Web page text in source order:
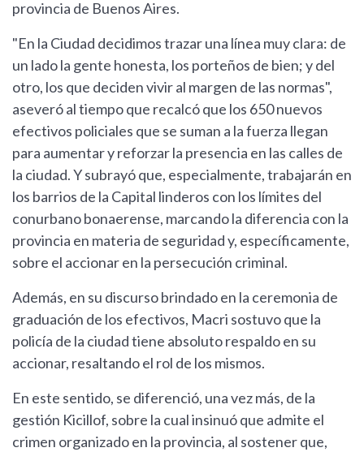
provincia de Buenos Aires.
"En la Ciudad decidimos trazar una línea muy clara: de
un lado la gente honesta, los porteños de bien; y del
otro, los que deciden vivir al margen de las normas",
aseveró al tiempo que recalcó que los 650 nuevos
efectivos policiales que se suman a la fuerza llegan
para aumentar y reforzar la presencia en las calles de
la ciudad. Y subrayó que, especialmente, trabajarán en
los barrios de la Capital linderos con los límites del
conurbano bonaerense, marcando la diferencia con la
provincia en materia de seguridad y, específicamente,
sobre el accionar en la persecución criminal.
Además, en su discurso brindado en la ceremonia de
graduación de los efectivos, Macri sostuvo que la
policía de la ciudad tiene absoluto respaldo en su
accionar, resaltando el rol de los mismos.
En este sentido, se diferenció, una vez más, de la
gestión Kicillof, sobre la cual insinuó que admite el
crimen organizado en la provincia, al sostener que,